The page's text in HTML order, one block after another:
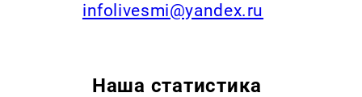
infolivesmi@yandex.ru
Наша статистика